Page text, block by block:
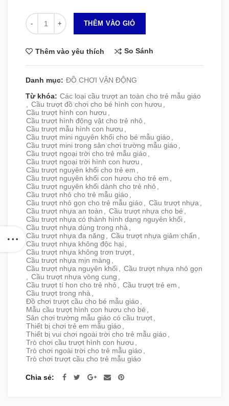
Số lượng
THÊM VÀO GIỎ
Thêm vào yêu thích So Sánh
Danh mục: ĐỒ CHƠI VẬN ĐỘNG
Từ khóa: Các loại cầu trượt an toàn cho trẻ mẫu giáo
, Cầu trượt đồ chơi cho bé hình con hươu ,
Cầu trượt hình con hươu ,
Cầu trượt hình động vật cho trẻ nhỏ ,
Cầu trượt mẫu hình con hươu ,
Cầu trượt mini nguyên khối cho bé mẫu giáo ,
Cầu trượt mini trong sân chơi trường mẫu giáo ,
Cầu trượt ngoại trời cho trẻ mẫu giáo ,
Cầu trượt ngoại trời hình con hươu ,
Cầu trượt nguyên khối cho trẻ em ,
Cầu trượt nguyên khối con hươu cho trẻ em ,
Cầu trượt nguyên khối dành cho trẻ nhỏ ,
Cầu trượt nhỏ cho trẻ mẫu giáo ,
Cầu trượt nhỏ gọn cho trẻ mẫu giáo , Cầu trượt nhựa,
Cầu trượt nhựa an toàn , Cầu trượt nhựa cho bé ,
Cầu trượt nhựa có thành hình dạng nguyên khối,
Cầu trượt nhựa dùng trong nhà,
Cầu trượt nhựa đa năng , Cầu trượt nhựa giảm chấn ,
Cầu trượt nhựa không độc hại,
Cầu trượt nhựa không trơn trượt,
Cầu trượt nhựa mịn màng ,
Cầu trượt nhựa nguyên khối, Cầu trượt nhựa nhỏ gọn
, Cầu trượt nhựa vòng cung ,
Cầu trượt tí hon cho trẻ nhỏ , Cầu trượt trẻ em ,
Cầu trượt trong nhà,
Đồ chơi trượt cầu cho bé mẫu giáo ,
Mẫu cầu trượt hình con hươu cho bé ,
Sân chơi trường mẫu giáo có cầu trượt,
Thiết bị chơi trẻ em mẫu giáo ,
Thiết bị vui chơi ngoài trời cho trẻ mẫu giáo ,
Trò chơi cầu trượt hình con hươu ,
Trò chơi ngoài trời cho trẻ mẫu giáo ,
Trò chơi trượt cầu cho trẻ mẫu giáo
Chia sẻ